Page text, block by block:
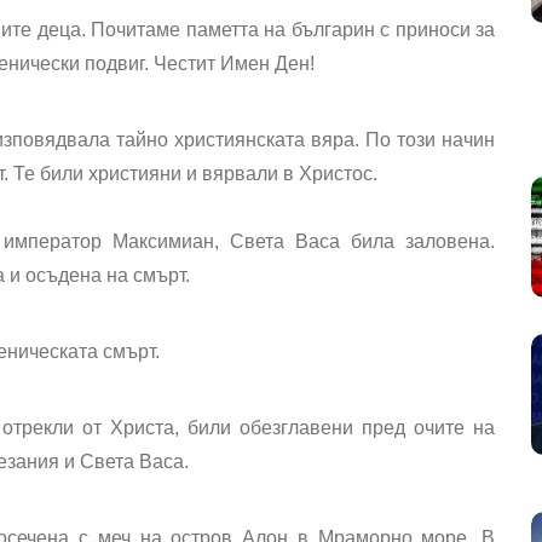
деца. Почитаме паметта на българин с приноси за
подвиг. Честит Имен Ден!
тайно християнската вяра. По този начин
Те били християни и вярвали в Христос.
Максимиан, Света Васа била заловена.
осъдена на смърт.
смърт.
от Христа, билиобезглавени пред очите на
и Света Васа.
с меч на остров Алон в Мраморно море. В